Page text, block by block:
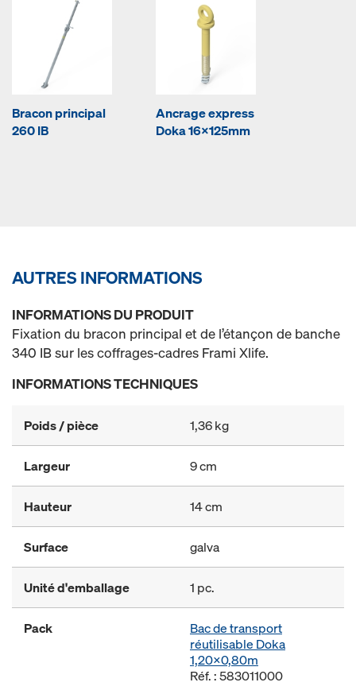
Bracon principal
260 IB
Ancrage express
Doka 16x125mm
AUTRES INFORMATIONS
INFORMATIONS DU PRODUIT
Fixation du bracon principal et de l’étançon de banche
340 IB sur les coffrages-cadres Frami Xlife.
INFORMATIONS TECHNIQUES
Poids / pièce 1,36 kg
Largeur 9 cm
Hauteur 14 cm
Surface galva
Unité d'emballage 1 pc.
Pack
Bac de transport
réutilisable Doka
1,20x0,80m
Réf. : 583011000